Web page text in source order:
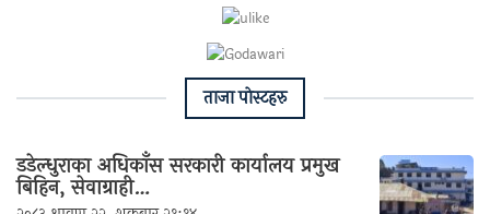
ताजा पाेस्टहरु
डडेल्धुराका अधिकाँस सरकारी कार्यालय प्रमुख
बिहिन, सेवाग्राही…